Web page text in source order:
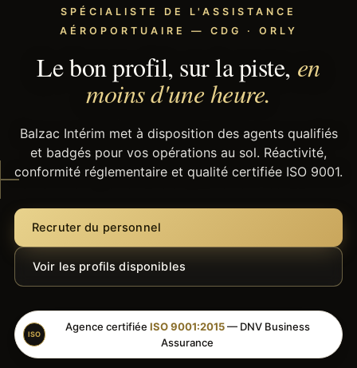
SPÉCIALISTE DE L'ASSISTANCE
AÉROPORTUAIRE — CDG · ORLY
Le bon profil, sur la piste, en
moins d'une heure.
Balzac Intérim met à disposition des agents qualifiés
et badgés pour vos opérations au sol. Réactivité,
conformité réglementaire et qualité certifiée ISO 9001.
Recruter du personnel
Voir les profils disponibles
ISO
Agence certifiée ISO 9001:2015— DNV Business
Assurance